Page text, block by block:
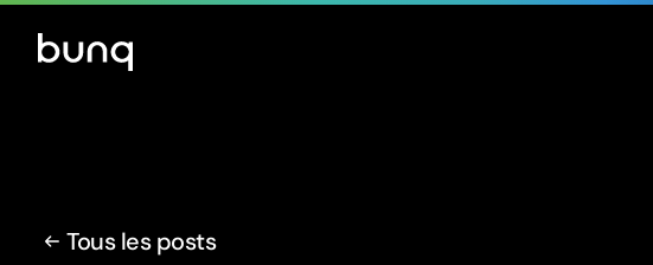
Tous les posts